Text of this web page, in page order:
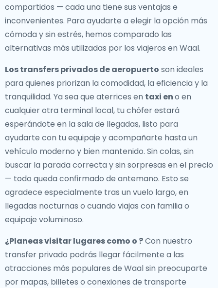
compartidos — cada una tiene sus ventajas e
inconvenientes. Para ayudarte a elegir la opción más
cómoda y sin estrés, hemos comparado las
alternativas más utilizadas por los viajeros en Waal.
Los transfers privados de aeropuerto son ideales
para quienes priorizan la comodidad, la eficiencia y la
tranquilidad. Ya sea que aterrices en taxi eno en
cualquier otra terminal local, tu chófer estará
esperándote en la sala de llegadas, listo para
ayudarte con tu equipaje y acompañarte hasta un
vehículo moderno y bien mantenido. Sin colas, sin
buscar la parada correcta y sin sorpresas en el precio
— todo queda confirmado de antemano. Esto se
agradece especialmente tras un vuelo largo, en
llegadas nocturnas o cuando viajas con familia o
equipaje voluminoso.
¿Planeas visitar lugares como o ?Con nuestro
transfer privado podrás llegar fácilmente a las
atracciones más populares de Waal sin preocuparte
por mapas, billetes o conexiones de transporte